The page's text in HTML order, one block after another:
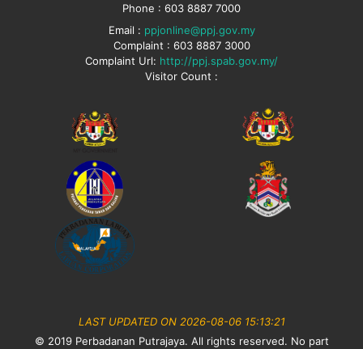
Phone : 603 8887 7000
Email : ppjonline@ppj.gov.my
Complaint : 603 8887 3000
Complaint Url: http://ppj.spab.gov.my/
Visitor Count :
LAST UPDATED ON 2026-08-06 15:13:21
© 2019 Perbadanan Putrajaya. All rights reserved. No part